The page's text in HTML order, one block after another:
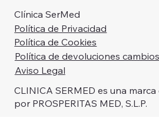
Clínica SerMed
Política de Privacidad
Aviso Legal
Política de Cookies
Política de devoluciones
CLINICA SERMED es una
por PROSPERITAS MED, S.L.P.